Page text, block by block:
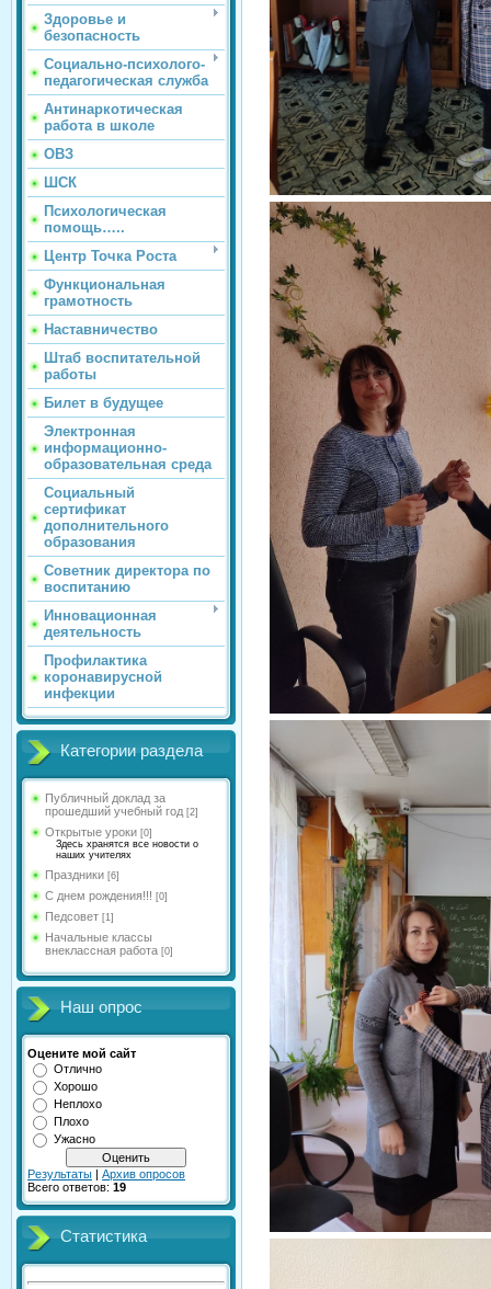
Здоровье и
безопасность
Социально-психолого-
педагогическая служба
Антинаркотическая
работа в школе
ОВЗ
ШСК
Психологическая
помощь…..
Центр Точка Роста
Функциональная
грамотность
Наставничество
Штаб воспитательной
работы
Билет в будущее
Электронная
информационно-
образовательная среда
Социальный
сертификат
дополнительного
образования
Советник директора по
воспитанию
Инновационная
деятельность
Профилактика
коронавирусной
инфекции
Категории раздела
Публичный доклад за
прошедший учебный год [2]
Открытые уроки [0]
Здесь хранятся все новости о
наших учителях
Праздники [6]
С днем рождения!!! [0]
Педсовет [1]
Начальные классы
внеклассная работа [0]
Наш опрос
Оцените мой сайт
Отлично
Хорошо
Неплохо
Плохо
Ужасно
Результаты | Архив опросов
Всего ответов: 19
Статистика